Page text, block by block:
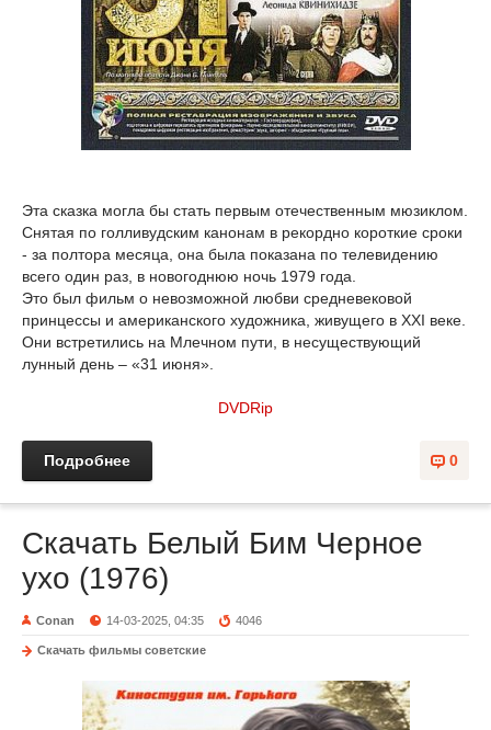
Эта сказка могла бы стать первым отечественным мюзиклом.
Снятая по голливудским канонам в рекордно короткие сроки
- за полтора месяца, она была показана по телевидению
всего один раз, в новогоднюю ночь 1979 года.
Это был фильм о невозможной любви средневековой
принцессы и американского художника, живущего в XXI веке.
Они встретились на Млечном пути, в несуществующий
лунный день – «31 июня».
DVDRip
0
Подробнее
Скачать Белый Бим Черное
ухо (1976)
Conan 14-03-2025, 04:35 4046
Скачать фильмы советские